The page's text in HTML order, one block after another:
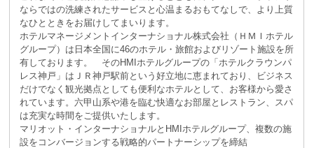
ならではの洗練されたサービスと心温まるおもてなしで、より上質
なひとときをお届けしてまいります。
ホテルマネージメントインターナショナル株式会社（ＨＭＩホテル
グループ）は日本全国に46のホテル・旅館およびリゾート施設を所
有しております。 そのHMIホテルグループの「ホテルクラウンパ
レス神戸」はＪＲ神戸駅前という好立地に恵まれており、ビジネス
だけでなく観光拠点としても便利なホテルとして、お客様から愛さ
れています。六甲山系や港を臨む快適なお部屋とレストラン、スパ
は充実な時間をご提供いたします。
マリオット・インターナショナルとHMIホテルグループ、複数の施
設をコンバージョンする戦略的パートナーシップを締結